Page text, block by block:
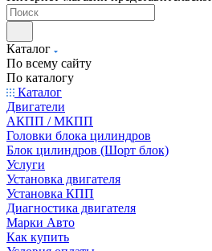
Каталог
По всему сайту
По каталогу
Каталог
Двигатели
АКПП / МКПП
Головки блока цилиндров
Блок цилиндров (Шорт блок)
Услуги
Установка двигателя
Установка КПП
Диагностика двигателя
Марки Авто
Как купить